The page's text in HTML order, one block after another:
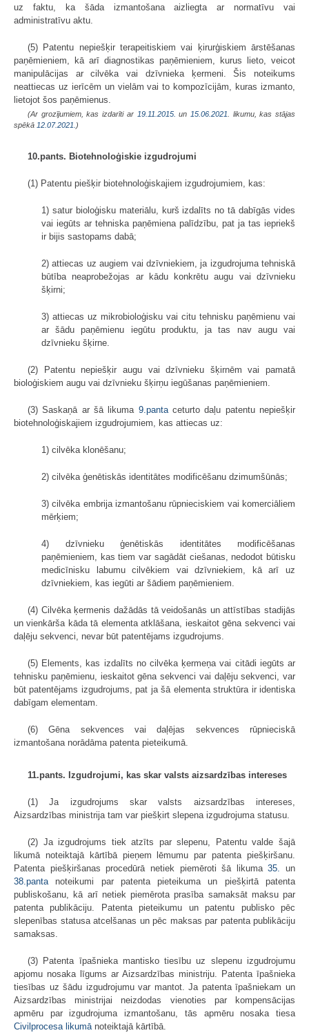
uz faktu, ka šāda izmantošana aizliegta ar normatīvu vai
administratīvu aktu.
(5) Patentu nepiešķir terapeitiskiem vai ķirurģiskiem ārstēšanas
paņēmieniem, kā arī diagnostikas paņēmieniem, kurus lieto, veicot
manipulācijas ar cilvēka vai dzīvnieka ķermeni. Šis noteikums
neattiecas uz ierīcēm un vielām vai to kompozīcijām, kuras izmanto,
lietojot šos paņēmienus.
(Ar grozījumiem, kas izdarīti ar 19.11.2015. un 15.06.2021 . likumu, kas stājas
spēkā 12.07.2021. )
10.pants. Biotehnoloģiskie izgudrojumi
(1) Patentu piešķir biotehnoloģiskajiem izgudrojumiem, kas:
1) satur bioloģisku materiālu, kurš izdalīts no tā dabīgās vides
vai iegūts ar tehniska paņēmiena palīdzību, pat ja tas iepriekš
ir bijis sastopams dabā;
2) attiecas uz augiem vai dzīvniekiem, ja izgudrojuma tehniskā
būtība neaprobežojas ar kādu konkrētu augu vai dzīvnieku
šķirni;
3) attiecas uz mikrobioloģisku vai citu tehnisku paņēmienu vai
ar šādu paņēmienu iegūtu produktu, ja tas nav augu vai
dzīvnieku šķirne.
(2) Patentu nepiešķir augu vai dzīvnieku šķirnēm vai pamatā
bioloģiskiem augu vai dzīvnieku šķirņu iegūšanas paņēmieniem.
(3) Saskaņā ar šā likuma 9.pantaceturto daļu patentu nepiešķir
biotehnoloģiskajiem izgudrojumiem, kas attiecas uz:
1) cilvēka klonēšanu;
2) cilvēka ģenētiskās identitātes modificēšanu dzimumšūnās;
3) cilvēka embrija izmantošanu rūpnieciskiem vai komerciāliem
mērķiem;
4) dzīvnieku ģenētiskās identitātes modificēšanas
paņēmieniem, kas tiem var sagādāt ciešanas, nedodot būtisku
medicīnisku labumu cilvēkiem vai dzīvniekiem, kā arī uz
dzīvniekiem, kas iegūti ar šādiem paņēmieniem.
(4) Cilvēka ķermenis dažādās tā veidošanās un attīstības stadijās
un vienkārša kāda tā elementa atklāšana, ieskaitot gēna sekvenci vai
daļēju sekvenci, nevar būt patentējams izgudrojums.
(5) Elements, kas izdalīts no cilvēka ķermeņa vai citādi iegūts ar
tehnisku paņēmienu, ieskaitot gēna sekvenci vai daļēju sekvenci, var
būt patentējams izgudrojums, pat ja šā elementa struktūra ir identiska
dabīgam elementam.
(6) Gēna sekvences vai daļējas sekvences rūpnieciskā
izmantošana norādāma patenta pieteikumā.
11.pants. Izgudrojumi, kas skar valsts aizsardzības intereses
(1) Ja izgudrojums skar valsts aizsardzības intereses,
Aizsardzības ministrija tam var piešķirt slepena izgudrojuma statusu.
(2) Ja izgudrojums tiek atzīts par slepenu, Patentu valde šajā
likumā noteiktajā kārtībā pieņem lēmumu par patenta piešķiršanu.
Patenta piešķiršanas procedūrā netiek piemēroti šā likuma35. un
38.panta noteikumi par patenta pieteikuma un piešķirtā patenta
publiskošanu, kā arī netiek piemērota prasība samaksāt maksu par
patenta publikāciju. Patenta pieteikumu un patentu publisko pēc
slepenības statusa atcelšanas un pēc maksas par patenta publikāciju
samaksas.
(3) Patenta īpašnieka mantisko tiesību uz slepenu izgudrojumu
apjomu nosaka līgums ar Aizsardzības ministriju. Patenta īpašnieka
tiesības uz šādu izgudrojumu var mantot. Ja patenta īpašniekam un
Aizsardzības ministrijai neizdodas vienoties par kompensācijas
apmēru par izgudrojuma izmantošanu, tās apmēru nosaka tiesa
Civilprocesa likumā noteiktajā kārtībā.